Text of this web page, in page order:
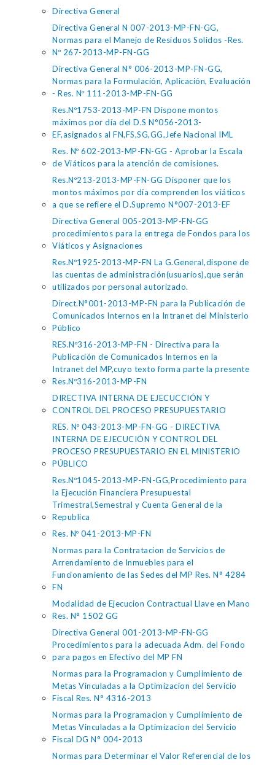
Directiva General
Directiva General N 007-2013-MP-FN-GG,
Normas para el Manejo de Residuos Solidos -Res.
Nº 267-2013-MP-FN-GG
Directiva General N° 006-2013-MP-FN-GG,
Normas para la Formulación, Aplicación, Evaluación
- Res. Nº 111-2013-MP-FN-GG
Res.Nº1753-2013-MP-FN Dispone montos
máximos por día del D.S N°056-2013-
EF,asignados al FN,FS,SG,GG,Jefe Nacional IML
Res. Nº 602-2013-MP-FN-GG - Aprobar la Escala
de Viáticos para la atención de comisiones.
Res.Nº213-2013-MP-FN-GG Disponer que los
montos máximos por día comprenden los viáticos
a que se refiere el D.Supremo N°007-2013-EF
Directiva General 005-2013-MP-FN-GG
procedimientos para la entrega de Fondos para los
Viáticos y Asignaciones
Res.Nº1925-2013-MP-FN La G.General,dispone de
las cuentas de administración(usuarios),que serán
utilizados por personal autorizado.
Direct.N°001-2013-MP-FN para la Publicación de
Comunicados Internos en la Intranet del Ministerio
Público
RES.Nº316-2013-MP-FN - Directiva para la
Publicación de Comunicados Internos en la
Intranet del MP,cuyo texto forma parte la presente
Res.Nº316-2013-MP-FN
DIRECTIVA INTERNA DE EJECUCCIÓN Y
CONTROL DEL PROCESO PRESUPUESTARIO
RES. Nº 043-2013-MP-FN-GG - DIRECTIVA
INTERNA DE EJECUCIÓN Y CONTROL DEL
PROCESO PRESUPUESTARIO EN EL MINISTERIO
PÚBLICO
Res.Nº1045-2013-MP-FN-GG,Procedimiento para
la Ejecución Financiera Presupuestal
Trimestral,Semestral y Cuenta General de la
Republica
Res. Nº 041-2013-MP-FN
Normas para la Contratacion de Servicios de
Arrendamiento de Inmuebles para el
Funcionamiento de las Sedes del MP Res. N° 4284
FN
Modalidad de Ejecucion Contractual Llave en Mano
Res. N° 1502 GG
Directiva General 001-2013-MP-FN-GG
Procedimientos para la adecuada Adm. del Fondo
para pagos en Efectivo del MP FN
Normas para la Programacion y Cumplimiento de
Metas Vinculadas a la Optimizacion del Servicio
Fiscal Res. N° 4316-2013
Normas para la Programacion y Cumplimiento de
Metas Vinculadas a la Optimizacion del Servicio
Fiscal DG N° 004-2013
Normas para Determinar el Valor Referencial de los